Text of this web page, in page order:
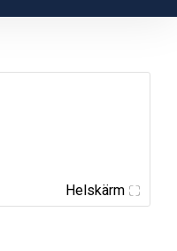
produkter
Helskärm